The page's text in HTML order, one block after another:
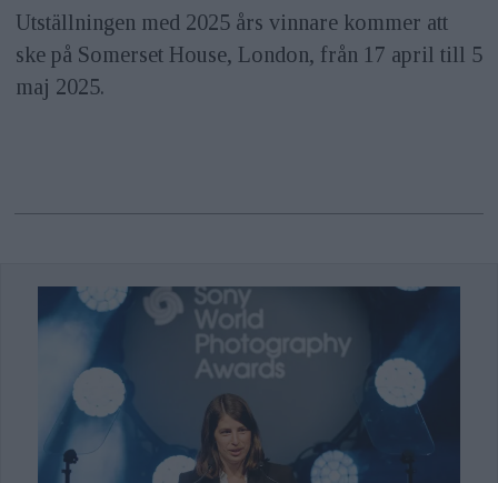
Utställningen med 2025 års vinnare kommer att
ske på Somerset House, London, från 17 april till 5
maj 2025.